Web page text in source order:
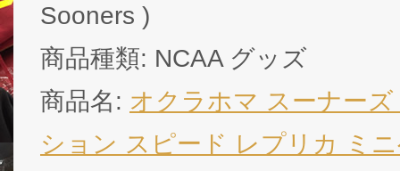
Sooners )
商品種類: NCAA グッズ
商品名: オクラホマ スーナー
ション スピード レプリカ ミ